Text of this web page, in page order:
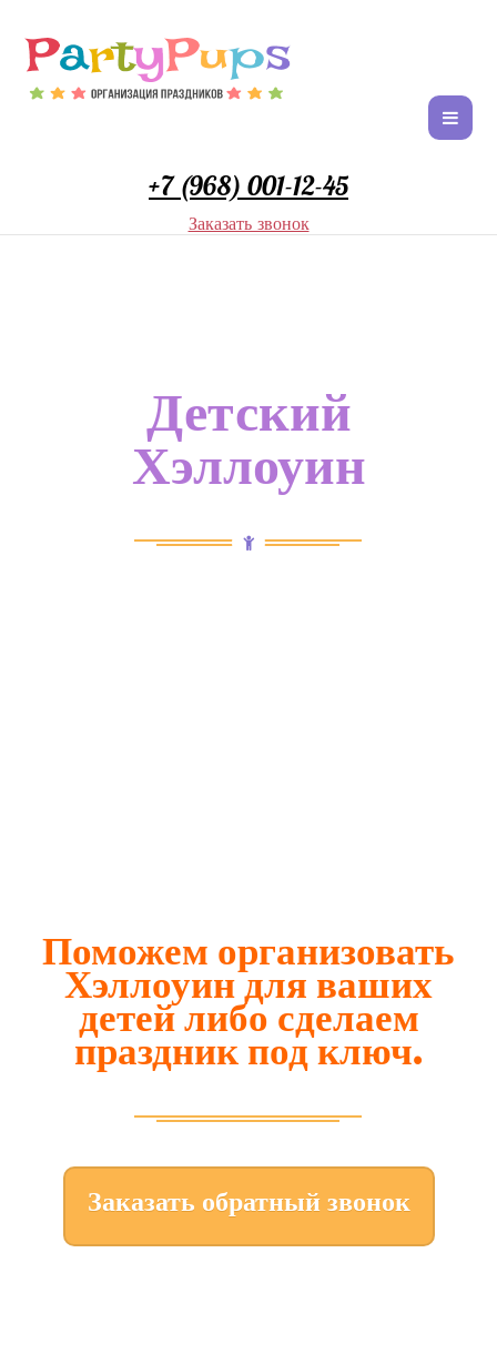
+7 (968) 001-12-45
Заказать звонок
Детский
Хэллоуин
Поможем организовать
Хэллоуин для ваших
детей либо сделаем
праздник под ключ.
Заказать обратный звонок